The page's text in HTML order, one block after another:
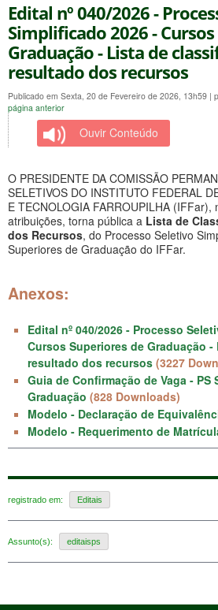
Edital nº 040/2026 -
Simplificado 2026 -
Graduação - Lista de
resultado dos recursos
Publicado em Sexta, 20 de Fevereiro de 2026, 13h59 |
página anterior
Ouvir Conteúdo
O PRESIDENTE DA COMISSÃO
SELETIVOS DO INSTITUTO FEDERAL
E TECNOLOGIA FARROUPILHA (IFFar),
atribuições, torna pública a Lista de
dos Recursos, do Processo Seletivo
Superiores de Graduação do IFFar.
Anexos:
Edital nº 040/2026 - Processo
Cursos Superiores de Graduação
resultado dos recursos (3227
Guia de Confirmação de Vaga - PS
Graduação (828 Downloads)
Modelo - Declaração de
Modelo - Requerimento de
registrado em: Editais
Assunto(s): editaisps